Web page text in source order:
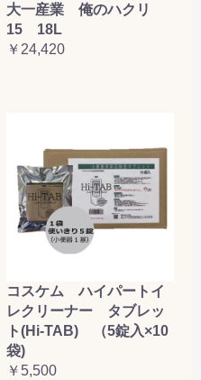
大一産業 俺のハクリ
15 18L
￥24,420
コスケム ハイパートイ
レクリーナー タブレッ
ト(Hi-TAB) （5錠入×10
袋)
￥5,500